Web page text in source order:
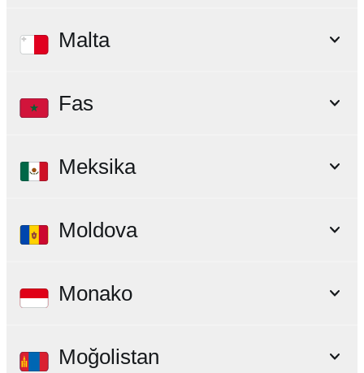
Malta
Fas
Meksika
Moldova
Monako
Moğolistan